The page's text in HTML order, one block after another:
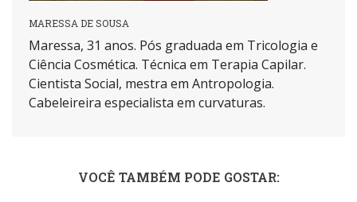
MARESSA DE SOUSA
Maressa, 31 anos. Pós graduada em Tricologia e
Ciência Cosmética. Técnica em Terapia Capilar.
Cientista Social, mestra em Antropologia.
Cabeleireira especialista em curvaturas.
VOCÊ TAMBÉM PODE GOSTAR: